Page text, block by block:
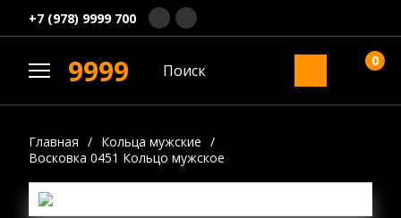
+7 (978) 9999 700
9999 0
Главная / Кольца мужские /
Восковка 0451 Кольцо мужское